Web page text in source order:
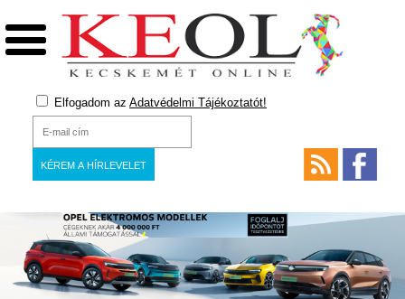
Elfogadom az Adatvédelmi Tájékoztatót!